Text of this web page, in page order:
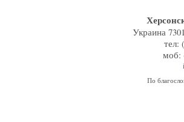
Украина
тел:
моб:
По